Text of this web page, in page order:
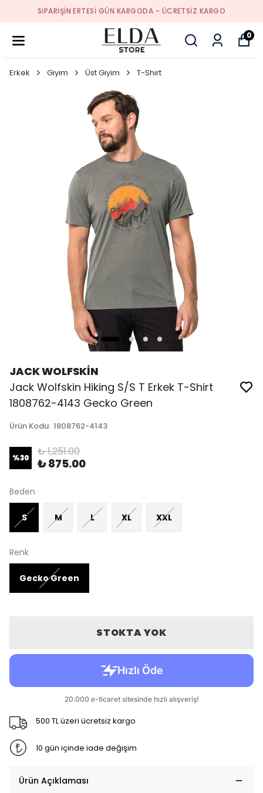
SIPARIŞIN ERTESI GÜN KARGODA - ÜCRETSIZ KARGO
0
Erkek Giyim Üst Giyim T-Shirt
JACK WOLFSKİN
Jack Wolfskin Hiking S/S T Erkek T-Shirt
1808762-4143 Gecko Green
Ürün Kodu: 1808762-4143
%30 ₺ 1,251.00
₺ 875.00
Beden
S M L XL XXL
Renk
Gecko Green
STOKTA YOK
500 TL üzeri ücretsiz kargo
10 gün içinde iade değişim
Ürün Açıklaması